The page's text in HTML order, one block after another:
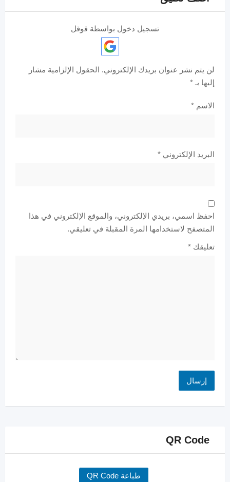
تسجيل دخول بواسطة قوقل
لن يتم نشر عنوان بريدك الإلكتروني. الحقول الإلزامية مشار
إليها بـ *
الاسم *
البريد الإلكتروني *
احفظ اسمي، بريدي الإلكتروني، والموقع الإلكتروني في هذا
المتصفح لاستخدامها المرة المقبلة في تعليقي.
تعليقك *
QR Code
طباعة QR Code